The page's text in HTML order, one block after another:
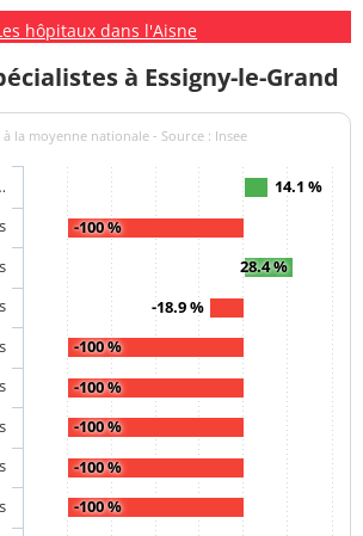
hôpitaux dans l'Aisne
à Essigny-le-Grand
la moyenne nationale - Source : Insee
14.1 %
-100 %
28.4 %
-18.9 %
-100 %
-100 %
-100 %
-100 %
-100 %